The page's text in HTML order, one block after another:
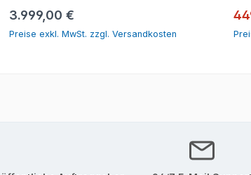
Regulärer Preis:
3.999,00 €
Preise exkl. MwSt. zzgl. Versandkosten
In den Warenkorb